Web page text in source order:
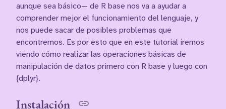
aunque sea básico— de R base nos va a ayudar a
comprender mejor el funcionamiento del lenguaje, y
nos puede sacar de posibles problemas que
encontremos. Es por esto que en este tutorial iremos
viendo cómo realizar las operaciones básicas de
manipulación de datos primero con R base y luego con
{dplyr}.
Instalación